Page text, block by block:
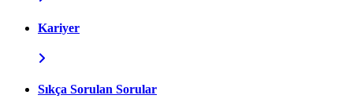
Kariyer
Sıkça Sorulan Sorular